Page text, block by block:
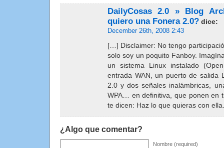
DailyCosas 2.0 » Blog
quiero una Fonera 2.0? dice:
December 26th, 2008 2:43
[…] Disclaimer: No tengo
solo soy un poquito Fanboy.
un sistema Linux instalado
entrada WAN, un puerto de salida
2.0 y dos señales inalámbricas,
WPA… en definitiva, que ponen en
te dicen: Haz lo que quieras con
¿Algo que comentar?
Nombre (required)